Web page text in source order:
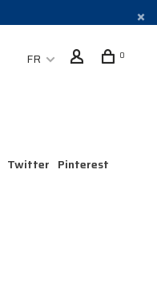
FR 0
Twitter Pinterest